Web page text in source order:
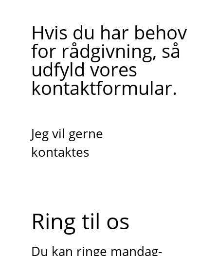
Hvis du har behov
for rådgivning, så
udfyld vores
kontaktformular.
Jeg vil gerne
kontaktes
Ring til os
Du kan ringe mandag-